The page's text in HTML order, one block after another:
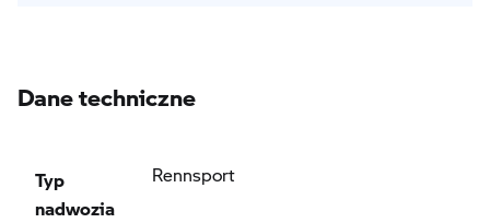
Dane techniczne
Typ
nadwozia
Rennsport